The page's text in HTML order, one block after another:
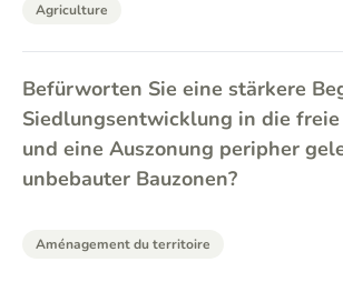
Agriculture
Befürworten Sie eine stärkere
Siedlungsentwicklung in die
und eine Auszonung peripher
unbebauter Bauzonen?
Aménagement du territoire